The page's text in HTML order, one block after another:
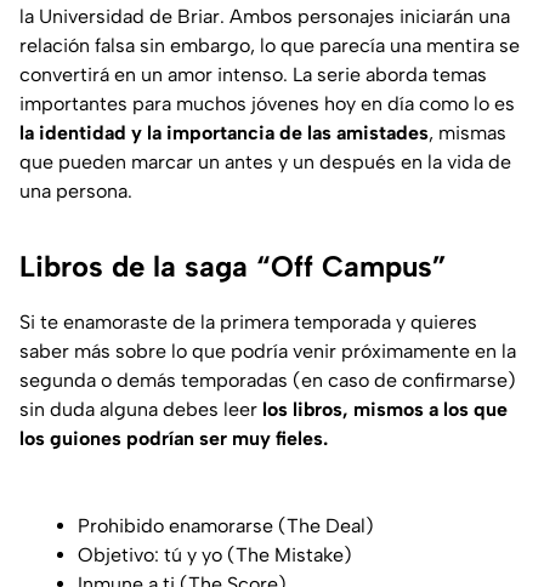
la Universidad de Briar. Ambos personajes iniciarán una
relación falsa sin embargo, lo que parecía una mentira se
convertirá en un amor intenso. La serie aborda temas
importantes para muchos jóvenes hoy en día como lo es
la identidad y la importancia de las amistades, mismas
que pueden marcar un antes y un después en la vida de
una persona.
Libros de la saga “Off Campus”
Si te enamoraste de la primera temporada y quieres
saber más sobre lo que podría venir próximamente en la
segunda o demás temporadas (en caso de confirmarse)
sin duda alguna debes leer los libros, mismos a los que
los guiones podrían ser muy fieles.
Prohibido enamorarse (The Deal)
Objetivo: tú y yo (The Mistake)